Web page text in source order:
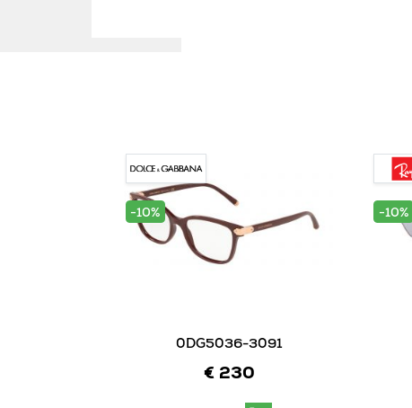
-10%
0DG5036-3091
€ 230
-10%